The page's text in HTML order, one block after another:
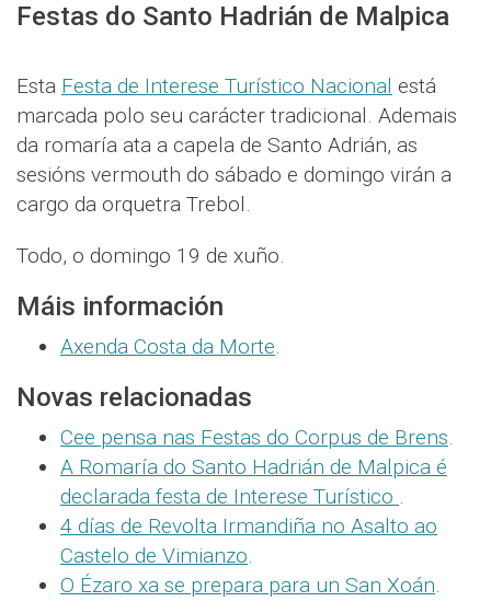
Festas do Santo Hadrián de Malpica
Esta Festa de Interese Turístico Nacional está
marcada polo seu carácter tradicional. Ademais
da romaría ata a capela de Santo Adrián, as
sesións vermouth do sábado e domingo virán a
cargo da orquetra Trebol.
Todo, o domingo 19 de xuño.
Máis información
Axenda Costa da Morte.
Novas relacionadas
Cee pensa nas Festas do Corpus de Brens.
A Romaría do Santo Hadrián de Malpica é
declarada festa de Interese Turístico .
4 días de Revolta Irmandiña no Asalto ao
Castelo de Vimianzo.
O Ézaro xa se prepara para un San Xoán.